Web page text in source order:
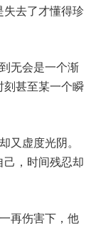
去了才懂得珍
无会是一个渐
甚至某一个瞬
又虚度光阴。
，时间残忍却
再伤害下，他